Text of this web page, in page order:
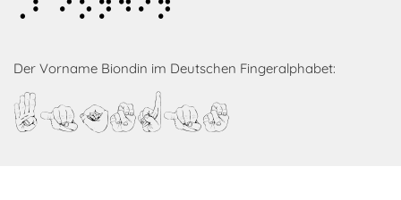
Biondin
Der Vorname Biondin im Deutschen Fingeralphabet:
Biondin